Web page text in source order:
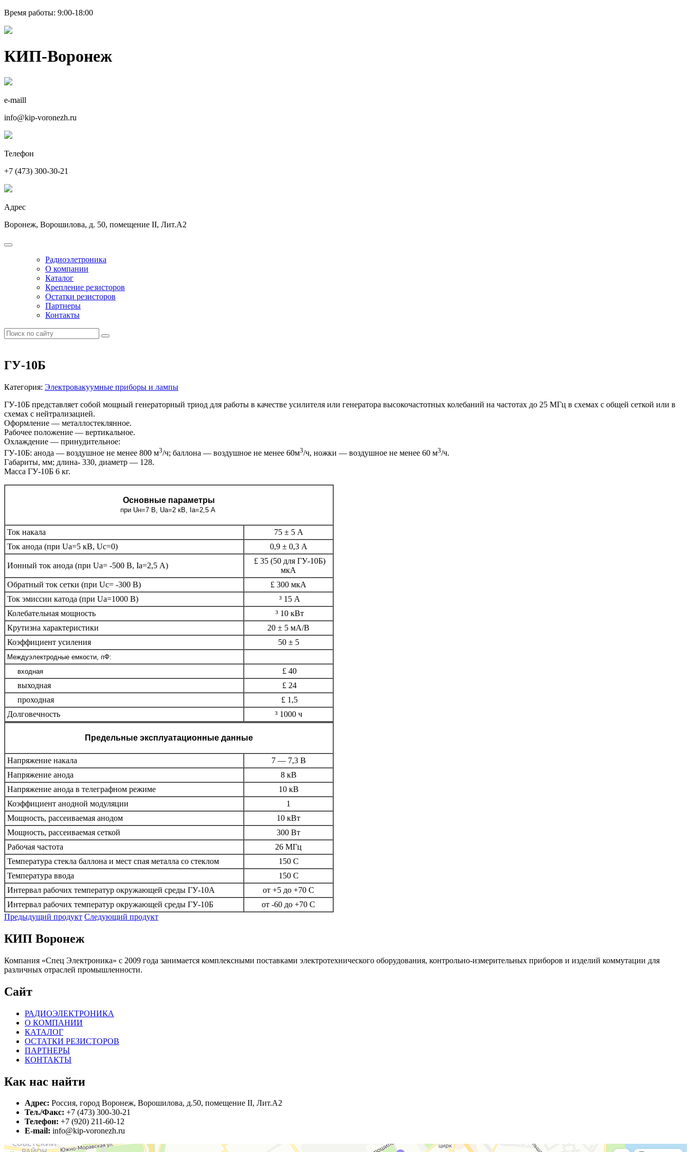
Время работы: 9:00-18:00
КИП-Воронеж
e-maill
info@kip-voronezh.ru
Телефон
+7 (473) 300-30-21
Адрес
Воронеж, Ворошилова, д. 50, помещение II, Лит.А2
Радиоэлетроника
О компании
Каталог
Крепление резисторов
Остатки резисторов
Партнеры
Контакты
ГУ-10Б
Категория: Электровакуумные приборы и лампы
ГУ-10Б представляет собой мощный генераторный триод для работы в качестве усилителя или генератора высокочастотных колебаний на частотах до 25 МГц в схемах с общей сеткой или в
схемах с нейтрализацией.
Оформление — металлостеклянное.
Рабочее положение — вертикальное.
Охлаждение — принудительное:
ГУ-10Б: анода — воздушное не менее 800 м3/ч; баллона — воздушное не менее 60м3/ч, ножки — воздушное не менее 60 м3/ч.
Габариты, мм; длина- 330, диаметр — 128.
Масса ГУ-10Б 6 кг.
Основные параметры
при Uн=7 В, Uа=2 кВ, Iа=2,5 А
Ток накала
75 ± 5 А
Ток анода (при Uа=5 кВ, Uс=0)
0,9 ± 0,3 А
Ионный ток анода (при Uа= -500 В, Iа=2,5 А)
£ 35 (50 для ГУ-10Б)
мкА
Обратный ток сетки (при Uс= -300 В)
£ 300 мкА
Ток эмиссии катода (при Uа=1000 В)
³ 15 А
Колебательная мощность
³ 10 кВт
Крутизна характеристики
20 ± 5 мА/В
Коэффициент усиления
50 ± 5
Междуэлектродные емкости, пФ:
входная
£ 40
выходная
£ 24
проходная
£ 1,5
Долговечность
³ 1000 ч
Предельные эксплуатационные данные
Напряжение накала
7 — 7,3 В
Напряжение анода
8 кВ
Напряжение анода в телеграфном режиме
10 кВ
Коэффициент анодной модуляции
1
Мощность, рассеиваемая анодом
10 кВт
Мощность, рассеиваемая сеткой
300 Вт
Рабочая частота
26 МГц
Температура стекла баллона и мест спая металла со стеклом
150 С
Температура ввода
150 С
Интервал рабочих температур окружающей среды ГУ-10А
от +5 до +70 С
Интервал рабочих температур окружающей среды ГУ-10Б
от -60 до +70 С
Предыдущий продукт Следующий продукт
КИП Воронеж
Компания «Спец Электроника» c 2009 года занимается комплексными поставками электротехнического оборудования, контрольно-измерительных приборов и изделий коммутации для
различных отраслей промышленности.
Сайт
РАДИОЭЛЕКТРОНИКА
О КОМПАНИИ
КАТАЛОГ
ОСТАТКИ РЕЗИСТОРОВ
ПАРТНЕРЫ
КОНТАКТЫ
Как нас найти
Адрес: Россия, город Воронеж, Ворошилова, д.50, помещение II, Лит.А2
Тел./Факс: +7 (473) 300-30-21
Телефон: +7 (920) 211-60-12
E-mail: info@kip-voronezh.ru